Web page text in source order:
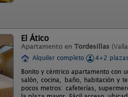
El Ático
Apartamento en Tordesillas
Alquiler completo
4+2 plazas
Bonito y céntrico apartamento con
salón, cocina, baño, habitación y
pocos metros: cafeterías,